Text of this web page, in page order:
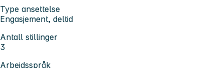
Type ansettelse
Engasjement, deltid
Antall stillinger
3
Arbeidsspråk